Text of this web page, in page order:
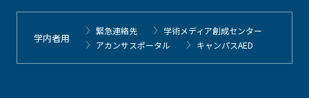
学内者用
緊急連絡先
学術メディア創成センター
アカンサスポータル
キャンパスAED